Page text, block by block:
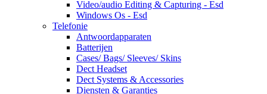
Video/audio Editing & Capturing - Esd
Windows Os - Esd
Telefonie
Antwoordapparaten
Batterijen
Cases/ Bags/ Sleeves/ Skins
Dect Headset
Dect Systems & Accessories
Diensten & Garanties